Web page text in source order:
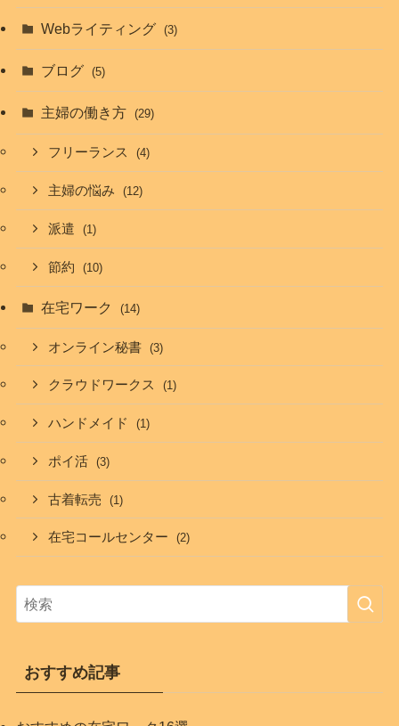
Webライティング (3)
ブログ (5)
主婦の働き方 (29)
フリーランス (4)
主婦の悩み (12)
派遣 (1)
節約 (10)
在宅ワーク (14)
オンライン秘書 (3)
クラウドワークス (1)
ハンドメイド (1)
ポイ活 (3)
古着転売 (1)
在宅コールセンター (2)
おすすめ記事